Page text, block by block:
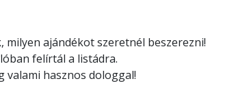
ajándékot szeretnél beszerezni!
felírtál a listádra.
valami hasznos dologgal!